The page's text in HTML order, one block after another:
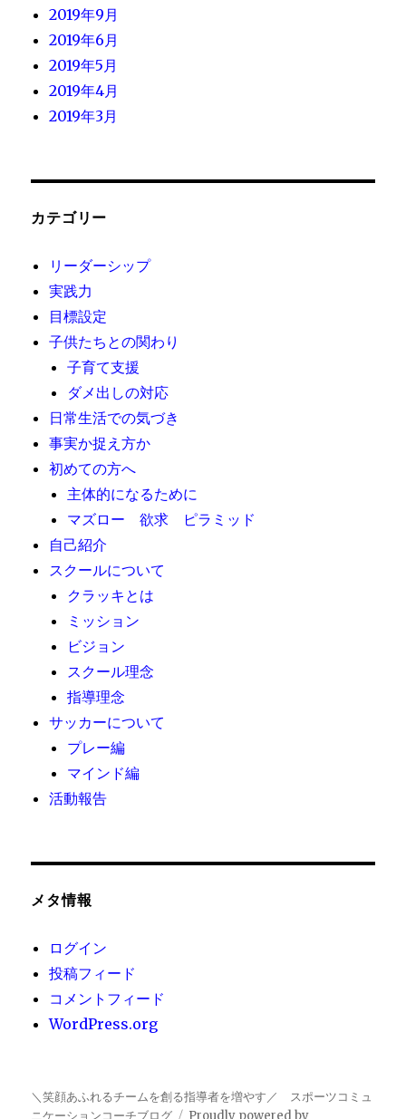
2019年9月
2019年6月
2019年5月
2019年4月
2019年3月
カテゴリー
リーダーシップ
実践力
目標設定
子供たちとの関わり
子育て支援
ダメ出しの対応
日常生活での気づき
事実か捉え方か
初めての方へ
主体的になるために
マズロー 欲求 ピラミッド
自己紹介
スクールについて
クラッキとは
ミッション
ビジョン
スクール理念
指導理念
サッカーについて
プレー編
マインド編
活動報告
メタ情報
ログイン
投稿フィード
コメントフィード
WordPress.org
＼笑顔あふれるチームを創る指導者を増やす／ スポーツコミュ
ニケーションコーチブログ
Proudly powered by